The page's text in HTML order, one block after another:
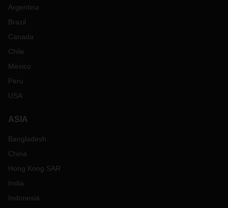
Argentina
Brazil
Canada
Chile
Mexico
Peru
USA
ASIA
Bangladesh
China
Hong Kong SAR
India
Indonesia